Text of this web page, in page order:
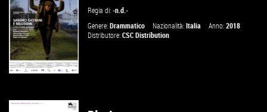
VAI ALLA SCHEDA
Regia di:-n.d.-
Genere:Drammatico Nazionalità:Italia Anno:2018
Distributore:CSC Distribution